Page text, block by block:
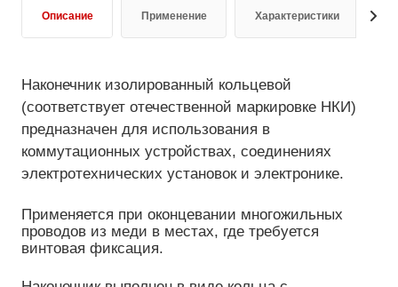
Описание Применение Характеристики
Наконечник изолированный кольцевой
(соответствует отечественной маркировке НКИ)
предназначен для использования в
коммутационных устройствах, соединениях
электротехнических установок и электронике.
Применяется при оконцевании многожильных
проводов из меди в местах, где требуется
винтовая фиксация.